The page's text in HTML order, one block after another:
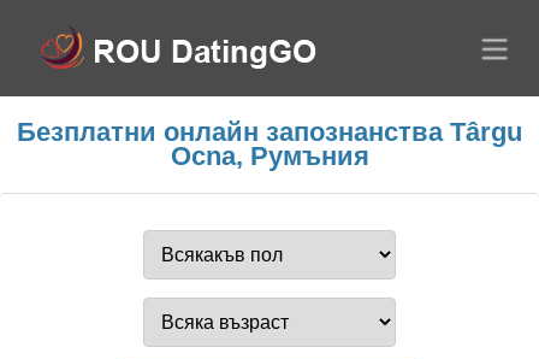
Безплатни онлайн запознанства Târgu
Ocna, Румъния